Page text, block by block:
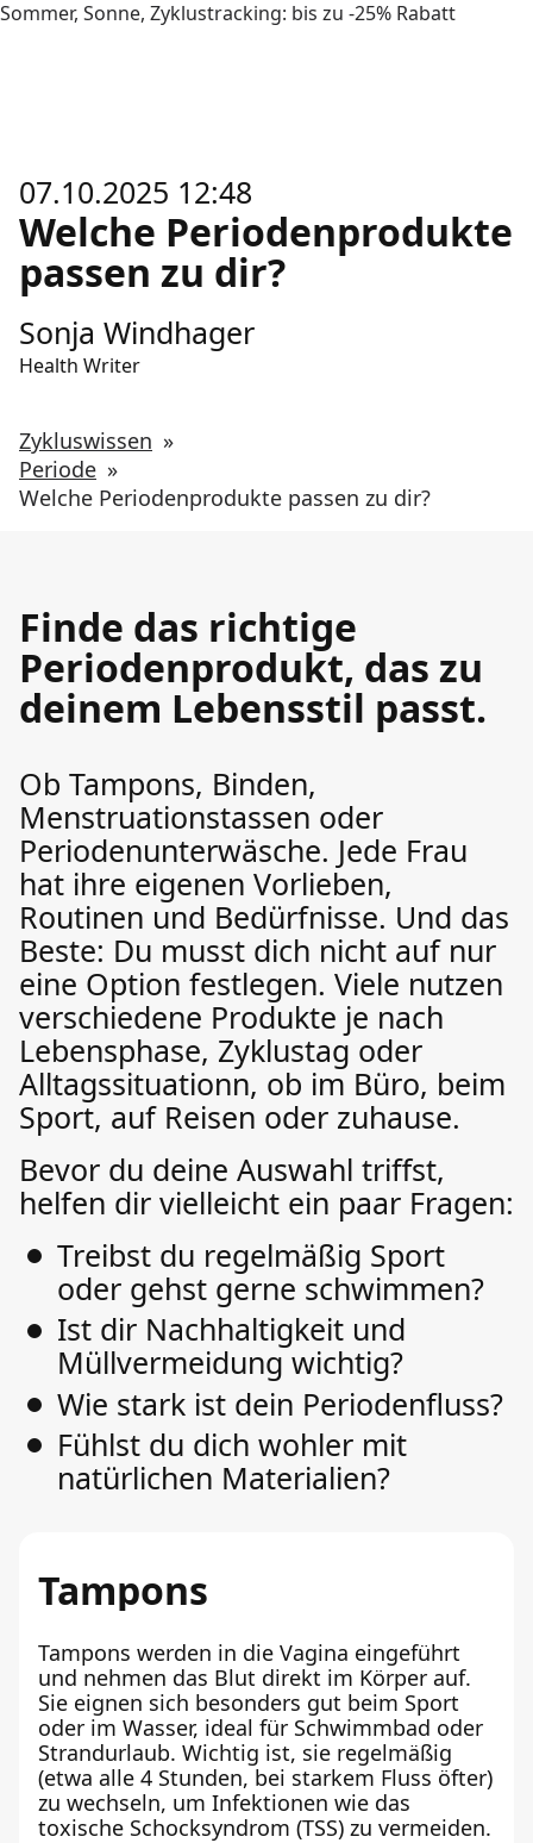
Sommer, Sonne, Zyklustracking: bis zu -25% Rabatt
07.10.2025 12:48
Welche Periodenprodukte
passen zu dir?
Sonja Windhager
Health Writer
Zykluswissen »
Periode »
Welche Periodenprodukte passen zu dir?
Finde das richtige
Periodenprodukt, das zu
deinem Lebensstil passt.
Ob Tampons, Binden,
Menstruationstassen oder
Periodenunterwäsche. Jede Frau
hat ihre eigenen Vorlieben,
Routinen und Bedürfnisse. Und das
Beste: Du musst dich nicht auf nur
eine Option festlegen. Viele nutzen
verschiedene Produkte je nach
Lebensphase, Zyklustag oder
Alltagssituationn, ob im Büro, beim
Sport, auf Reisen oder zuhause.
Bevor du deine Auswahl triffst,
helfen dir vielleicht ein paar Fragen:
Treibst du regelmäßig Sport
oder gehst gerne schwimmen?
Ist dir Nachhaltigkeit und
Müllvermeidung wichtig?
Wie stark ist dein Periodenfluss?
Fühlst du dich wohler mit
natürlichen Materialien?
Tampons
Tampons werden in die Vagina eingeführt
und nehmen das Blut direkt im Körper auf.
Sie eignen sich besonders gut beim Sport
oder im Wasser, ideal für Schwimmbad oder
Strandurlaub. Wichtig ist, sie regelmäßig
(etwa alle 4 Stunden, bei starkem Fluss öfter)
zu wechseln, um Infektionen wie das
toxische Schocksyndrom (TSS) zu vermeiden.